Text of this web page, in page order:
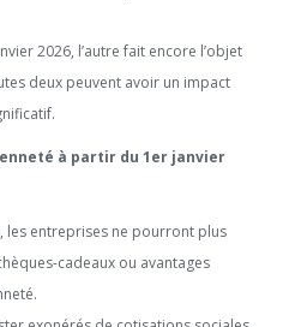
2026, l’autre fait encore l’objet
deux peuvent avoir un impact
à partir du 1er janvier
les entreprises ne pourront plus
cadeaux ou avantages